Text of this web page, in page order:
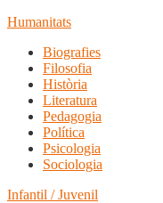
Humanitats
Biografies
Filosofia
Història
Literatura
Pedagogia
Política
Psicologia
Sociologia
Infantil / Juvenil